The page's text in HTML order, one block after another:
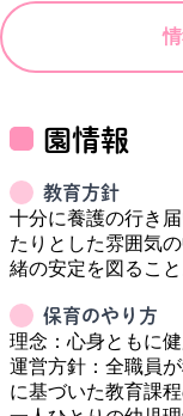
園情報
教育方針
十分に養護の行き
たりとした雰囲気
保育のやり方
理念：心身ともに
運営方針：全職員
に基づいた教育課